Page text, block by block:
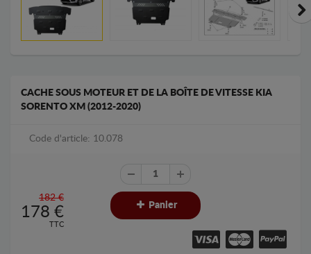
CACHE SOUS MOTEUR ET DE LA BOÎTE DE VITESSE KIA
SORENTO XM (2012-2020)
Code d'article: 10.078
182 €
178 €
TTC
Panier